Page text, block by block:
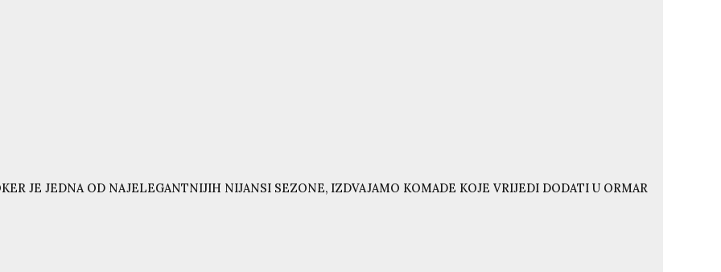
JE JEDNA OD NAJELEGANTNIJIH NIJANSI SEZONE, IZDVAJAMO KOMADE KOJE VRIJEDI DODATI U ORMAR